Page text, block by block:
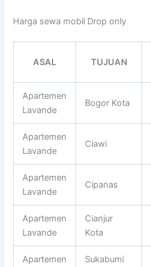
Harga sewa mobil Drop only
ASAL TUJUAN
Apartemen
Lavande
Bogor Kota
Apartemen
Lavande
Ciawi
Apartemen
Lavande
Cipanas
Apartemen
Lavande
Cianjur
Kota
Apartemen
Sukabumi